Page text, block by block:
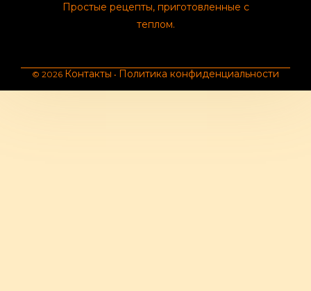
Простые рецепты, приготовленные с
теплом.
© 2026 Контакты • Политика конфиденциальности